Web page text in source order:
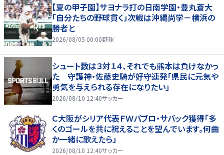
【夏の甲子園】サヨナラ打の日南学園・豊丸蒼大
「自分たちの野球貫く」次戦は沖縄尚学－横浜の
勝者と
2026/08/05 00:00野球
シュート数は３対１４、それでも熊本は負けなかっ
た 守護神・佐藤史騎が好守連発「県民に元気や
勇気を与えられる存在になりたい」
2026/08/10 12:40サッカー
Ｃ大阪がシリア代表ＦＷパブロ・サバック獲得「多
くのゴールを共に祝えることを望んでいます。何曲
か一緒に歌えたら」
2026/08/10 12:40サッカー